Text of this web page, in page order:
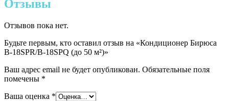
Отзывы
Отзывов пока нет.
Будьте первым, кто оставил отзыв на «Кондиционер Бирюса
B-18SPR/B-18SPQ (до 50 м²)»
Ваш адрес email не будет опубликован. Обязательные поля
помечены *
Ваша оценка *